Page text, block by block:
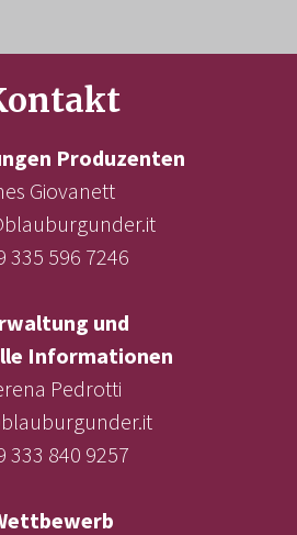
Produzenten
Giovanett
335 596 7246
und
Informationen
Pedrotti
333 840 9257